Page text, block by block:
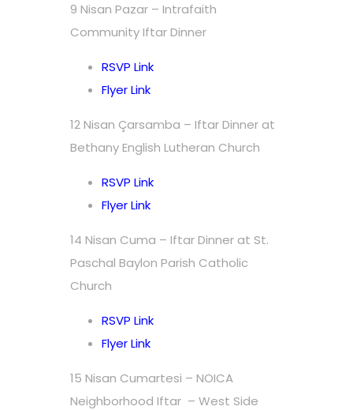
9 Nisan Pazar – Intrafaith
Community Iftar Dinner
RSVP Link
Flyer Link
12 Nisan Çarsamba – Iftar Dinner at
Bethany English Lutheran Church
RSVP Link
Flyer Link
14 Nisan Cuma – Iftar Dinner at St.
Paschal Baylon Parish Catholic
Church
RSVP Link
Flyer Link
15 Nisan Cumartesi – NOICA
Neighborhood Iftar – West Side